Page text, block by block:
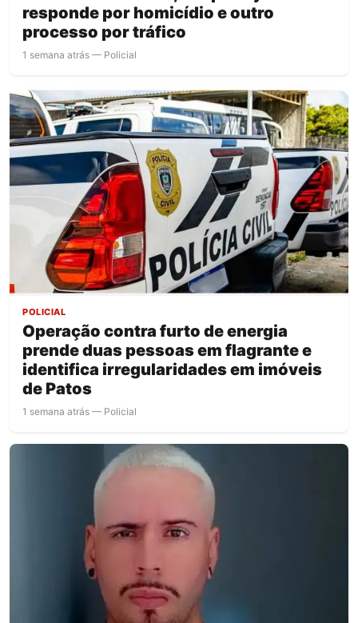
responde por homicídio e outro
processo por tráfico
1 semana atrás — Policial
POLICIAL
Operação contra furto de energia
prende duas pessoas em flagrante e
identifica irregularidades em imóveis
de Patos
1 semana atrás — Policial